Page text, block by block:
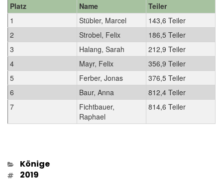
Platz Name
Teiler
1
Stübler, Marcel
143,6 Teiler
2
Strobel, Felix
186,5 Teiler
3
Halang, Sarah
212,9 Teiler
4
Mayr, Felix
356,9 Teiler
5
Ferber, Jonas
376,5 Teiler
6
Baur, Anna
812,4 Teiler
7
Fichtbauer,
Raphael
814,6 Teiler
Kategorien
Könige
Schlagwörter
2019